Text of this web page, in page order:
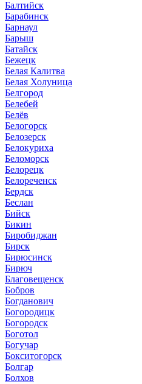
Балтийск
Барабинск
Барнаул
Барыш
Батайск
Бежецк
Белая Калитва
Белая Холуница
Белгород
Белебей
Белёв
Белогорск
Белозерск
Белокуриха
Беломорск
Белорецк
Белореченск
Бердск
Беслан
Бийск
Бикин
Биробиджан
Бирск
Бирюсинск
Бирюч
Благовещенск
Бобров
Богданович
Богородицк
Богородск
Боготол
Богучар
Бокситогорск
Болгар
Болхов